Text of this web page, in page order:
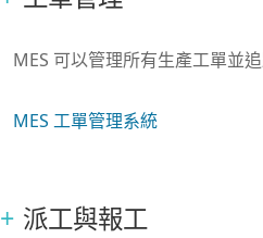
MES 可以管理所有生產工單並
MES 工單管理系統
派工與報工